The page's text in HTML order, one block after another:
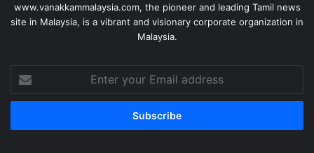
www.vanakkammalaysia.com, the pioneer and leading Tamil news
site in Malaysia, is a vibrant and visionary corporate organization in
Malaysia.
your
Email